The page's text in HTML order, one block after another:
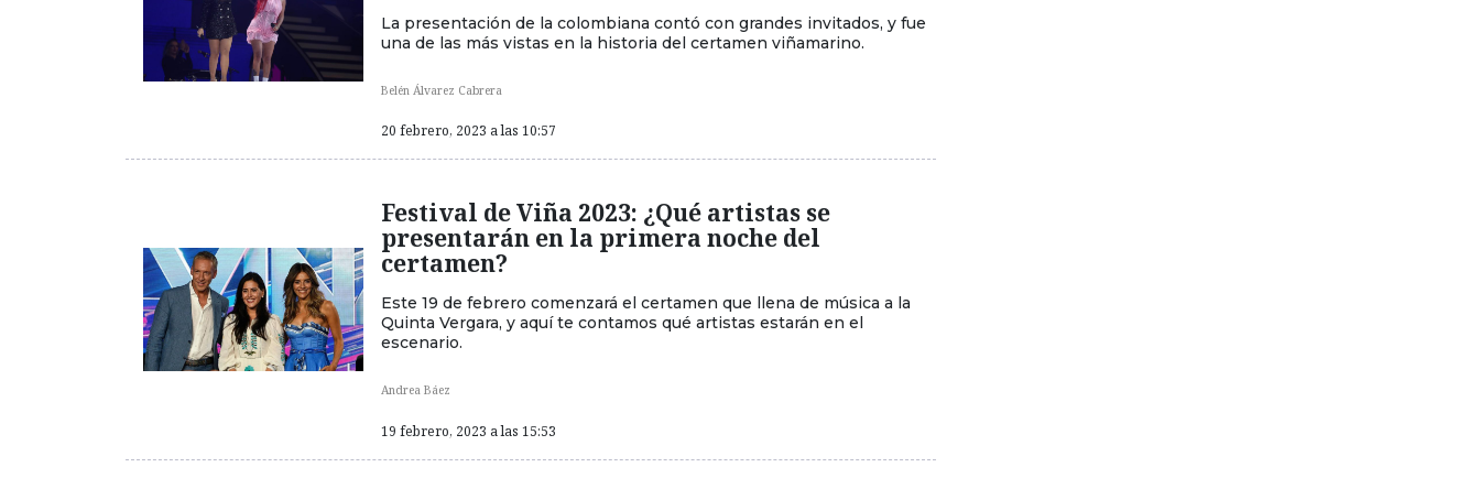
La presentación de la colombiana contó con grandes invitados, y fue
una de las más vistas en la historia del certamen viñamarino.
Belén Álvarez Cabrera
20 febrero, 2023 a las 10:57
Festival de Viña 2023: ¿Qué artistas se
presentarán en la primera noche del
certamen?
Este 19 de febrero comenzará el certamen que llena de música a la
Quinta Vergara, y aquí te contamos qué artistas estarán en el
escenario.
Andrea Báez
19 febrero, 2023 a las 15:53